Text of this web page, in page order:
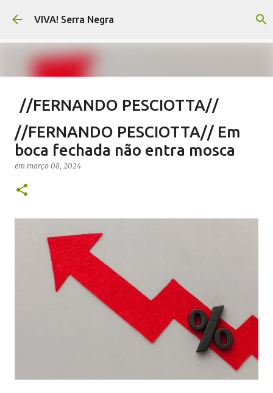
Pular para o conteúdo principal
VIVA! Serra Negra
//FERNANDO PESCIOTTA//
Encurtando caminho
em agosto 06, 2026 FERNANDO PESCIOTTA
//FERNANDO PESCIOTTA// Em
boca fechada não entra mosca
em março 08, 2024